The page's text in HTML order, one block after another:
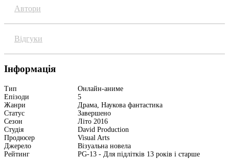
Автори
Відгуки
Інформація
Тип
Онлайн-аниме
Епізоди
5
Жанри
Драма, Наукова фантастика
Статус
Завершено
Сезон
Літо 2016
Студія
David Production
Продюсер
Visual Arts
Джерело
Візуальна новела
Рейтинг
PG-13 - Для підлітків 13 років і старше